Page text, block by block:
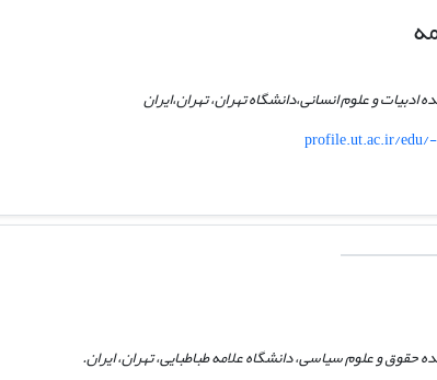
ادبیات و علوم انسانی،دانشگاه تهران، تهران،ایران
profile.ut.ac.ir/
حقوق و علوم سیاسی، دانشگاه علامه طباطبایی، تهران، ایران.